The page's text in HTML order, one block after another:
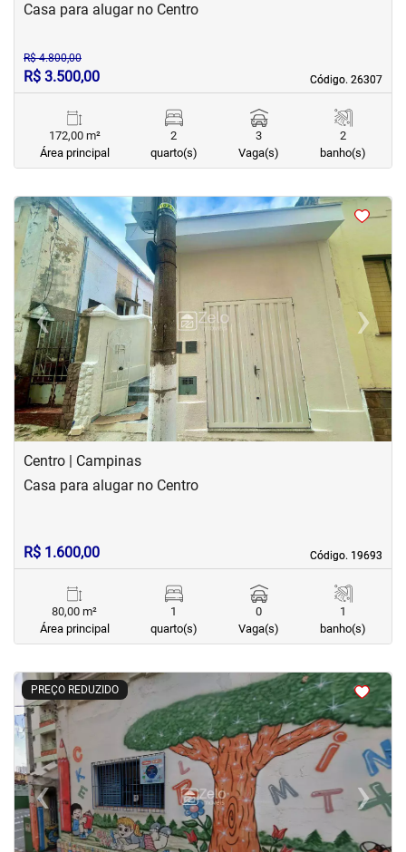
Código. 26307
Código. 26307
Casa para alugar no Centro
R$ 4.800,00
R$ 3.500,00
172,00 m²
Área principal
2
quarto(s)
3
Vaga(s)
2
banho(s)
<<<<
‹Previous ›
Next
Centro | Campinas
Código. 19693
Código. 19693
Casa para alugar no Centro
R$ 1.600,00
80,00 m²
Área principal
1
quarto(s)
0
Vaga(s)
1
banho(s)
PREÇO REDUZIDO
< <<<
‹Previous ›
Next